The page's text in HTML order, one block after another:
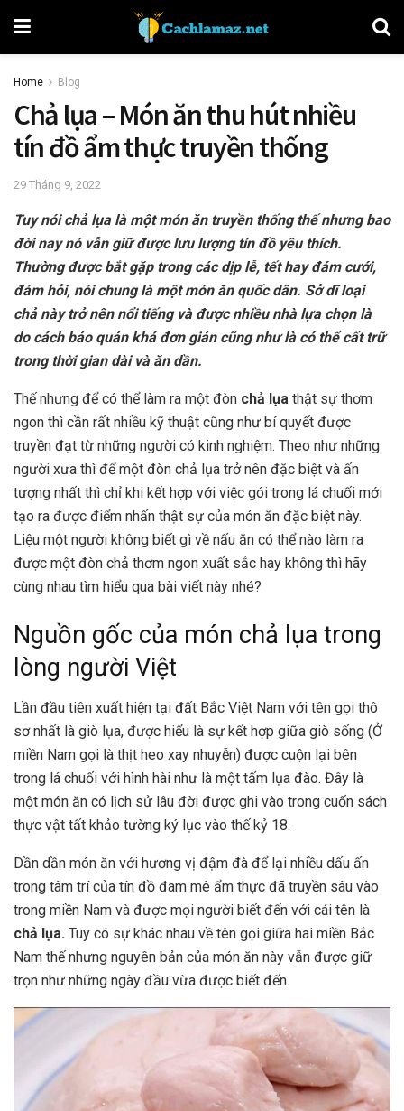
Home Blog
Chả lụa – Món ăn thu hút nhiều
tín đồ ẩm thực truyền thống
29 Tháng 9, 2022
Tuy nói chả lụa là một món ăn truyền thống thế nhưng bao
đời nay nó vẫn giữ được lưu lượng tín đồ yêu thích.
Thường được bắt gặp trong các dịp lễ, tết hay đám cưới,
đám hỏi, nói chung là một món ăn quốc dân. Sở dĩ loại
chả này trở nên nổi tiếng và được nhiều nhà lựa chọn là
do cách bảo quản khá đơn giản cũng như là có thể cất trữ
trong thời gian dài và ăn dần.
Thế nhưng để có thể làm ra một đòn chả lụa thật sự thơm
ngon thì cần rất nhiều kỹ thuật cũng như bí quyết được
truyền đạt từ những người có kinh nghiệm. Theo như những
người xưa thì để một đòn chả lụa trở nên đặc biệt và ấn
tượng nhất thì chỉ khi kết hợp với việc gói trong lá chuối mới
tạo ra được điểm nhấn thật sự của món ăn đặc biệt này.
Liệu một người không biết gì về nấu ăn có thể nào làm ra
được một đòn chả thơm ngon xuất sắc hay không thì hãy
cùng nhau tìm hiểu qua bài viết này nhé?
Nguồn gốc của món chả lụa trong
lòng người Việt
Lần đầu tiên xuất hiện tại đất Bắc Việt Nam với tên gọi thô
sơ nhất là giò lụa, được hiểu là sự kết hợp giữa giò sống (Ở
miền Nam gọi là thịt heo xay nhuyễn) được cuộn lại bên
trong lá chuối với hình hài như là một tấm lụa đào. Đây là
một món ăn có lịch sử lâu đời được ghi vào trong cuốn sách
thực vật tất khảo tường ký lục vào thế kỷ 18.
Dần dần món ăn với hương vị đậm đà để lại nhiều dấu ấn
trong tâm trí của tín đồ đam mê ẩm thực đã truyền sâu vào
trong miền Nam và được mọi người biết đến với cái tên là
chả lụa. Tuy có sự khác nhau về tên gọi giữa hai miền Bắc
Nam thế nhưng nguyên bản của món ăn này vẫn được giữ
trọn như những ngày đầu vừa được biết đến.